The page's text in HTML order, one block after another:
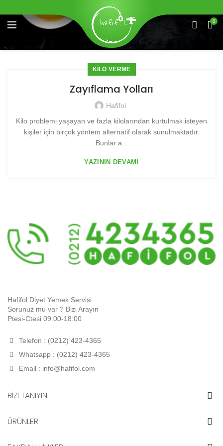
0
KILO VERME
Zayıflama Yolları
Hafifol
Kilo problemi yaşayan ve fazla kilolarından kurtulmak isteyen
kişiler için birçok yöntem alternatif olarak sunulmaktadır.
Bunlar a...
YAZININ DEVAMI
Hafifol Diyet Yemek Servisi
Sorunuz mu var ? Bizi Arayın
Ptesi-Ctesi 09:00-18:00
Telefon : (0212) 423-4365
Whatsapp : (0212) 423-4365
Email : info@hafifol.com
BİZİ TANIYIN
ÜRÜNLER